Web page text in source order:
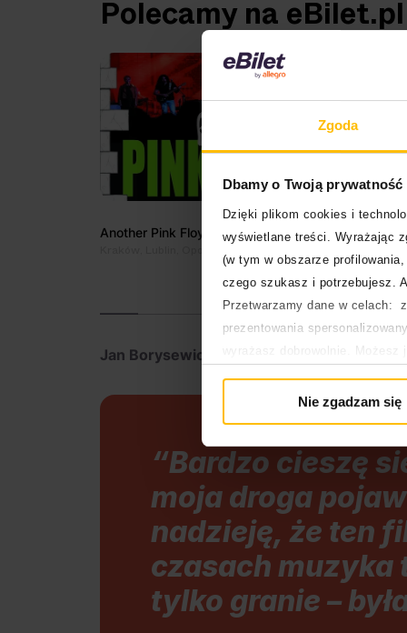
Zgoda
Dbamy o Twoją prywatność
Dzięki plikom cookies i
wyświetlane treści. Wyrażając
(w tym w obszarze
czego szukasz i potrzebujesz.
Przetwarzamy dane w celach:
prezentowania
Polityka prywatności
Nie zgadzam się
Polecamy na eBilet.pl
Another Pink Floyd
Jan Borysewicz skomentował:
“Bardzo cieszę
moja droga
nadzieję, że ten
czasach muzyka
tylko granie –